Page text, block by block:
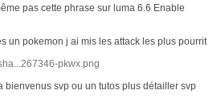
pas cette phrase sur luma 6.6 Enable
un pokemon j ai mis les attack les plus pourrit
pkwx.png
bienvenus svp ou un tutos plus détailler svp